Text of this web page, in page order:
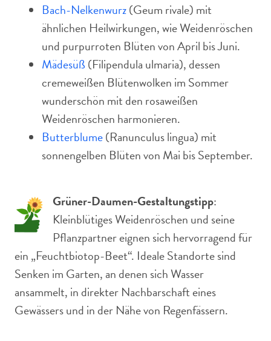
Bach-Nelkenwurz(Geum rivale) mit
ähnlichen Heilwirkungen, wie Weidenröschen
und purpurroten Blüten von April bis Juni.
Mädesüß(Filipendula ulmaria), dessen
cremeweißen Blütenwolken im Sommer
wunderschön mit den rosaweißen
Weidenröschen harmonieren.
Butterblume(Ranunculus lingua) mit
sonnengelben Blüten von Mai bis September.
Grüner-Daumen-Gestaltungstipp:
Kleinblütiges Weidenröschen und seine
Pflanzpartner eignen sich hervorragend für
ein „Feuchtbiotop-Beet“. Ideale Standorte sind
Senken im Garten, an denen sich Wasser
ansammelt, in direkter Nachbarschaft eines
Gewässers und in der Nähe von Regenfässern.